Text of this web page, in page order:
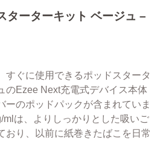
ターターキット ベージュ –
すぐに使用できるポッドスタータ
のEzee Next充電式デバイス本体
ーのポッドパックが含まれていま
は、よりしっかりとした吸いご
おり、以前に紙巻きたばこを日常